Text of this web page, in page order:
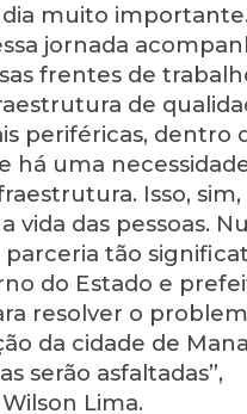
dia muito importante.
jornada
frentes de
de
periféricas, dentro
há uma
Isso, sim,
vida das pessoas.
tão
do Estado e
resolver o
da cidade de
serão asfaltadas”,
Lima.